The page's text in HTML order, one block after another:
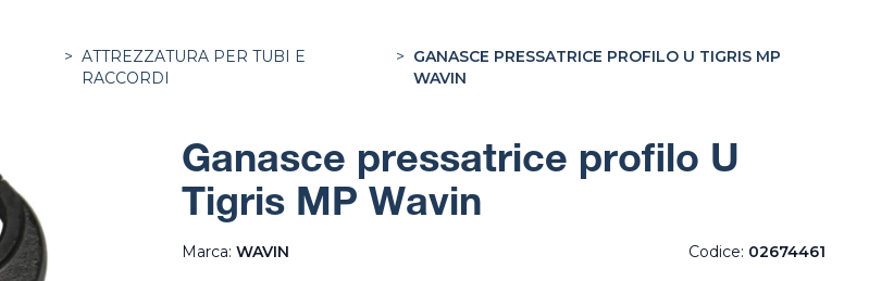
> ATTREZZATURA PER TUBI E
RACCORDI
> GANASCE PRESSATRICE PROFILO U TIGRIS MP
WAVIN
Ganasce pressatrice profilo U
Tigris MP Wavin
Marca: WAVIN Codice: 02674461